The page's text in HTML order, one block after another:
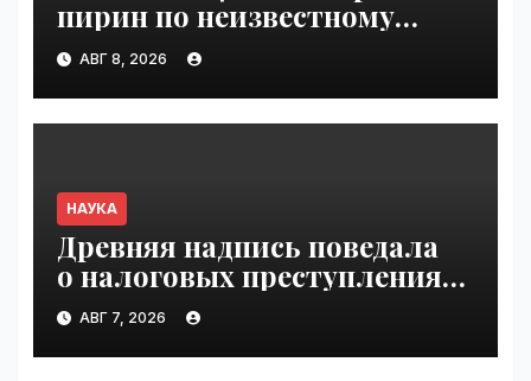
пирин по неизвестному
ранее механизму | VseTime.ru
АВГ 8, 2026
НАУКА
Древняя надпись поведала
о налоговых преступлениях |
VseTime.ru
АВГ 7, 2026